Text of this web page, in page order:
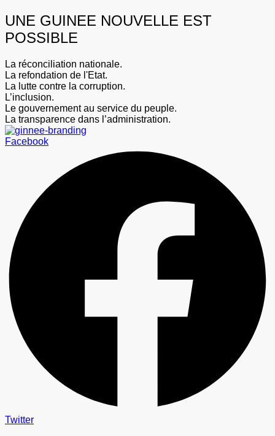
UNE GUINEE NOUVELLE EST
POSSIBLE
La réconciliation nationale.
La refondation de l'Etat.
La lutte contre la corruption.
L’inclusion.
Le gouvernement au service du peuple.
La transparence dans l’administration.
Facebook
Twitter